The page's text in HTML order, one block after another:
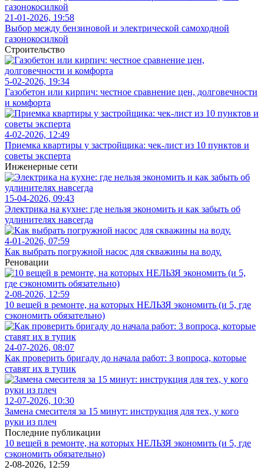
21-01-2026, 19:58
Выбор между бензиновой и электрической самоходной
газонокосилкой
Строительство
5-02-2026, 19:34
Газобетон или кирпич: честное сравнение цен, долговечности
и комфорта
4-02-2026, 12:49
Приемка квартиры у застройщика: чек-лист из 10 пунктов и
советы эксперта
Инженерные сети
15-04-2026, 09:43
Электрика на кухне: где нельзя экономить и как забыть об
удлинителях навсегда
4-01-2026, 07:59
Как выбрать погружной насос для скважины на воду.
Реновации
2-08-2026, 12:59
10 вещей в ремонте, на которых НЕЛЬЗЯ экономить (и 5, где
сэкономить обязательно)
24-07-2026, 08:07
Как проверить бригаду до начала работ: 3 вопроса, которые
ставят их в тупик
12-07-2026, 10:30
Замена смесителя за 15 минут: инструкция для тех, у кого
руки из плеч
Последние публикации
10 вещей в ремонте, на которых НЕЛЬЗЯ экономить (и 5, где
сэкономить обязательно)
2-08-2026, 12:59